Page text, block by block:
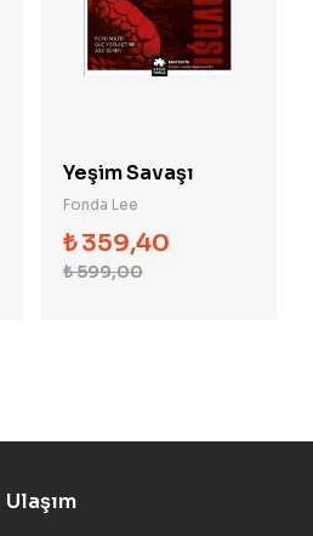
Yeşim Savaşı
Fonda Lee
₺599,00
₺359,40
Ulaşım